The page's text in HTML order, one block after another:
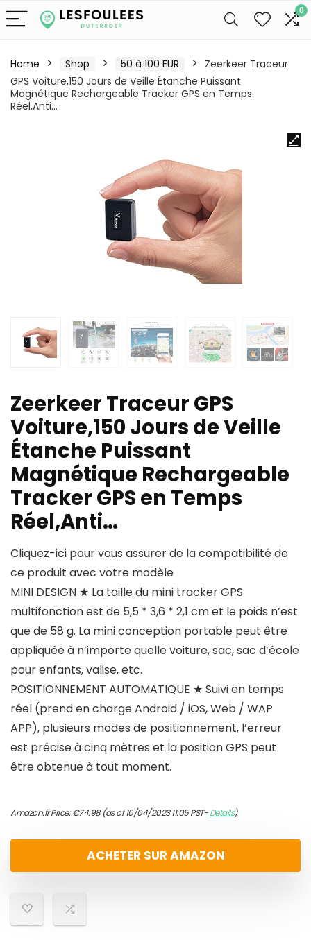
0
Home Shop 50 à 100 EUR
Zeerkeer Traceur
GPS Voiture,150 Jours de Veille Étanche Puissant
Magnétique Rechargeable Tracker GPS en Temps
Réel,Anti…
Zeerkeer Traceur GPS
Voiture,150 Jours de Veille
Étanche Puissant
Magnétique Rechargeable
Tracker GPS en Temps
Réel,Anti…
Cliquez-ici pour vous assurer de la compatibilité de
ce produit avec votre modèle
MINI DESIGN ★ La taille du mini tracker GPS
multifonction est de 5,5 * 3,6 * 2,1 cm et le poids n’est
que de 58 g. La mini conception portable peut être
appliquée à n’importe quelle voiture, sac, sac d’école
pour enfants, valise, etc.
POSITIONNEMENT AUTOMATIQUE ★ Suivi en temps
réel (prend en charge Android / iOS, Web / WAP
APP), plusieurs modes de positionnement, l’erreur
est précise à cinq mètres et la position GPS peut
être obtenue à tout moment.
Amazon.fr Price:€74.98(as of 10/04/2023 11:05 PST-Details)
ACHETER SUR AMAZON